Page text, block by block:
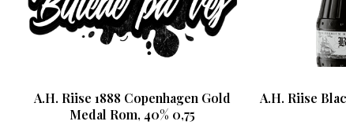
A.H. Riise 1888 Copenhagen Gold
Medal Rom, 40% 0,75
A.H. Riise